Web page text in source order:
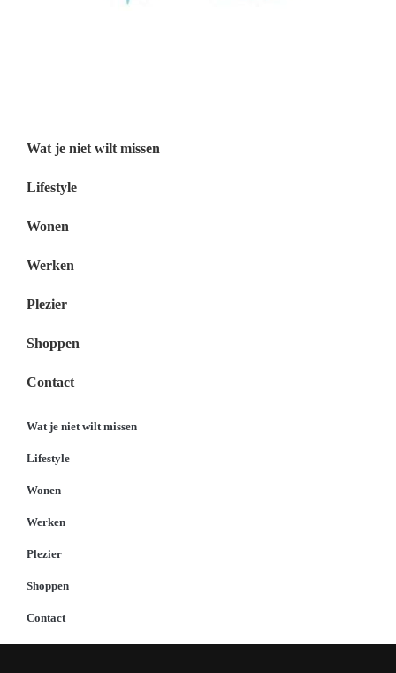
Wat je niet wilt missen
Lifestyle
Wonen
Werken
Plezier
Shoppen
Contact
Wat je niet wilt missen
Lifestyle
Wonen
Werken
Plezier
Shoppen
Contact